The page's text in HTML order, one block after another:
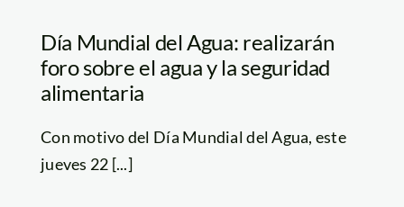
Día Mundial del Agua: realizarán
foro sobre el agua y la seguridad
alimentaria
Con motivo del Día Mundial del Agua, este
jueves 22 [...]